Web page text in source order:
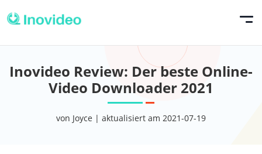
Inovideo Review: Der beste Online-
Video Downloader 2021
von Joyce | aktualisiert am 2021-07-19